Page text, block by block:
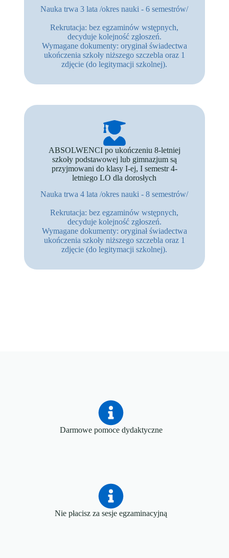
Nauka trwa 3 lata /okres nauki - 6 semestrów/
Rekrutacja: bez egzaminów wstępnych,
decyduje kolejność zgłoszeń.
Wymagane dokumenty: oryginał świadectwa
ukończenia szkoły niższego szczebla oraz 1
zdjęcie (do legitymacji szkolnej).
ABSOLWENCI po ukończeniu 8-letniej
szkoły podstawowej lub gimnazjum są
przyjmowani do klasy I-ej, I semestr 4-
letniego LO dla dorosłych
Nauka trwa 4 lata /okres nauki - 8 semestrów/
Rekrutacja: bez egzaminów wstępnych,
decyduje kolejność zgłoszeń.
Wymagane dokumenty: oryginał świadectwa
ukończenia szkoły niższego szczebla oraz 1
zdjęcie (do legitymacji szkolnej).
Darmowe pomoce dydaktyczne
Nie płacisz za sesje egzaminacyjną